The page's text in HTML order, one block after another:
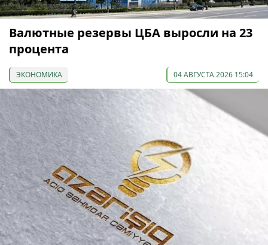
Валютные резервы ЦБА выросли на 23
процента
ЭКОНОМИКА 04 АВГУСТА 2026 15:04